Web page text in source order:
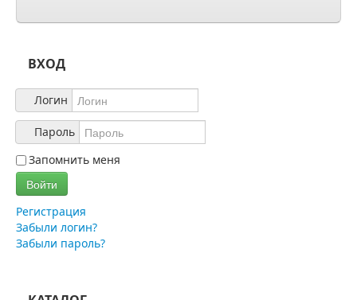
ВХОД
Логин
Пароль
Запомнить меня
Войти
Регистрация
Забыли логин?
Забыли пароль?